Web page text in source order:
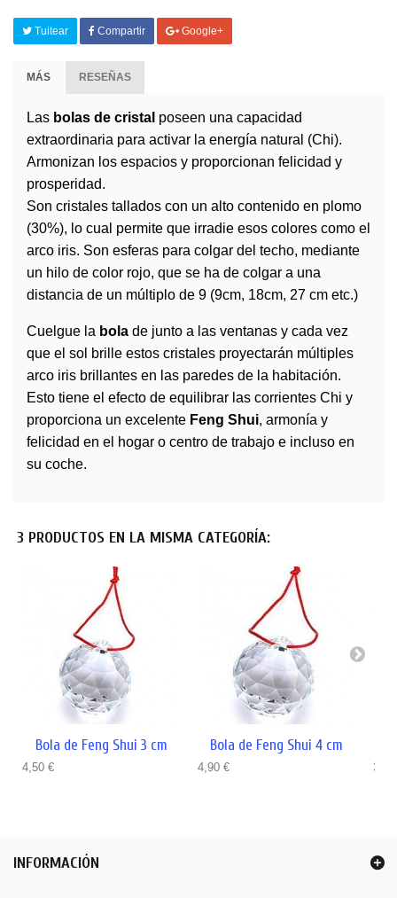
Tuitear Compartir Google+
MÁS RESEÑAS
Las bolas de cristal poseen una capacidad
extraordinaria para activar la energía natural (Chi).
Armonizan los espacios y proporcionan felicidad y
prosperidad.
Son cristales tallados con un alto contenido en plomo
(30%), lo cual permite que irradie esos colores como el
arco iris. Son esferas para colgar del techo, mediante
un hilo de color rojo, que se ha de colgar a una
distancia de un múltiplo de 9 (9cm, 18cm, 27 cm etc.)
Cuelgue la bola de junto a las ventanas y cada vez
que el sol brille estos cristales proyectarán múltiples
arco iris brillantes en las paredes de la habitación.
Esto tiene el efecto de equilibrar las corrientes Chi y
proporciona un excelente Feng Shui, armonía y
felicidad en el hogar o centro de trabajo e incluso en
su coche.
3 PRODUCTOS EN LA MISMA CATEGORÍA:
Bola de Feng Shui 3 cm
4,50 €
Bola de Feng Shui 4 cm
4,90 €
INFORMACIÓN